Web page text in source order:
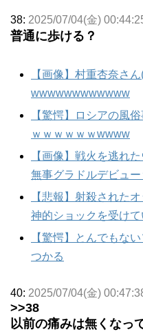
38: 2025/07/04(金)
普通に歩ける？
【画像】村重杏奈さ
wwwwwwwwwwww
【驚愕】ロシアの風
ｗｗｗｗｗｗwwww
【画像】戦火を逃れ
無事グラドルデビュー
【悲報】射殺された
神的ショックを受けて
【驚愕】とんでもな
つかる
40: 2025/07/04(金)
>>38
以前の痛みは無くなっ